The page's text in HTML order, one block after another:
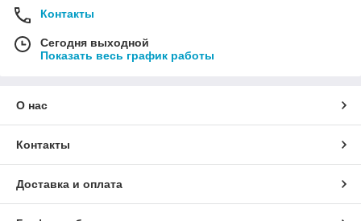
Контакты
Сегодня выходной
Показать весь график работы
О нас
Контакты
Доставка и оплата